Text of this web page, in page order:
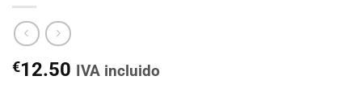
€12.50 IVA incluido